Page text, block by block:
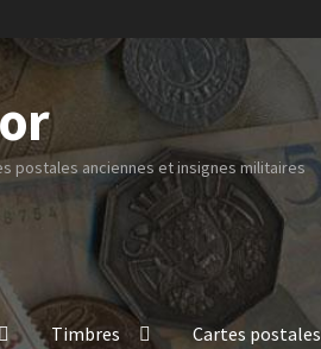
postales anciennes et insignes militaires
Timbres Cartes postales